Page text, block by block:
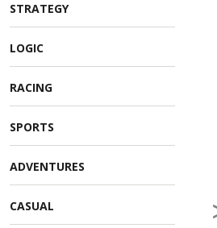
STRATEGY
LOGIC
RACING
SPORTS
ADVENTURES
CASUAL